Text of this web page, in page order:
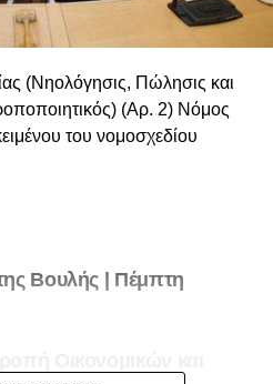
(Νηολόγησις, Πώλησις και
(Αρ. 2) Νόμος
του νομοσχεδίου
Βουλής | Πέμπτη